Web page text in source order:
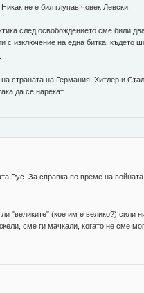
не е бил глупав човек Левски.
след освобождението сме били
изключение на една битка, където
страната на Германия, Хитлер и
да се нарекат.
Рус. За справка по време на
"великите" (кое им е велико?) сили
сме ги мачкали, когато не сме